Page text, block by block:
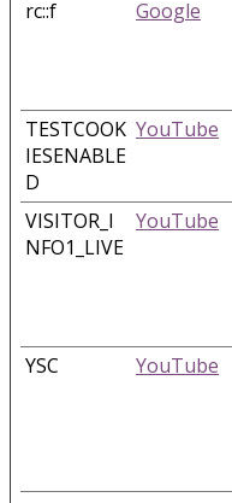
rc::f Google
TESTCOOK
IESENABLE
D
YouTube
VISITOR_I
NFO1_LIVE
YouTube
YSC YouTube